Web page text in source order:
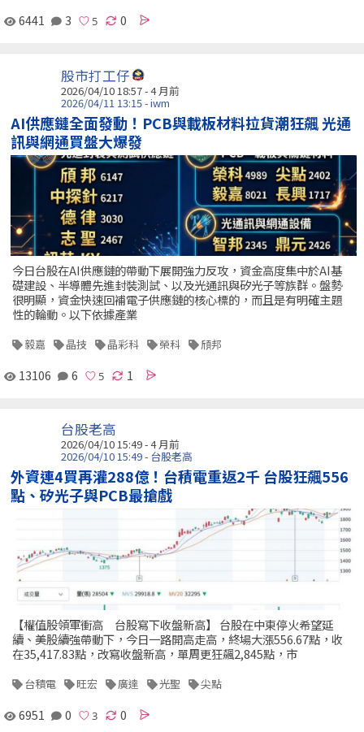
6441 3 0
股市打工仔
2026/04/10 18:57 - 4 月前
2026/04/11 13:15 - iwm
AI供應鏈全面發動！PCB與載板材料拉貨潮狂飆 光通
訊與網通買盤大爆發
今日台股在AI供應鏈的帶動下展開強力反攻，資金高度集中於AI基
礎建設、半導體先進封裝測試、以及光通訊與矽光子等族群。盤勢
很明顯，資金快速回補電子供應鏈的核心標的，而且是有明確主題
性的輪動。以下依據產業
毅嘉 晶技 晶彩科 榮科 頎邦
13106 6 1
台股老高
2026/04/10 15:49 - 4 月前
2026/04/10 15:49 - 台股老高
外資連4買再灌288億！台積電重返2千 台股狂飆556
點、矽光子與PCB最搶戲
【權值股領軍衝高 台股寫下收盤新高】 台股在中東停火希望延
續、美股續強帶動下，今日一路開高走高，終場大漲556.67點，收
在35,417.83點，改寫收盤新高，單周更狂飆2,845點，市
台積電 旺宏 廣達 光聖 尖點
6951 0 0